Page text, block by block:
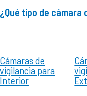
¿Qué tipo de
Cámaras de
vigilancia para
Interior